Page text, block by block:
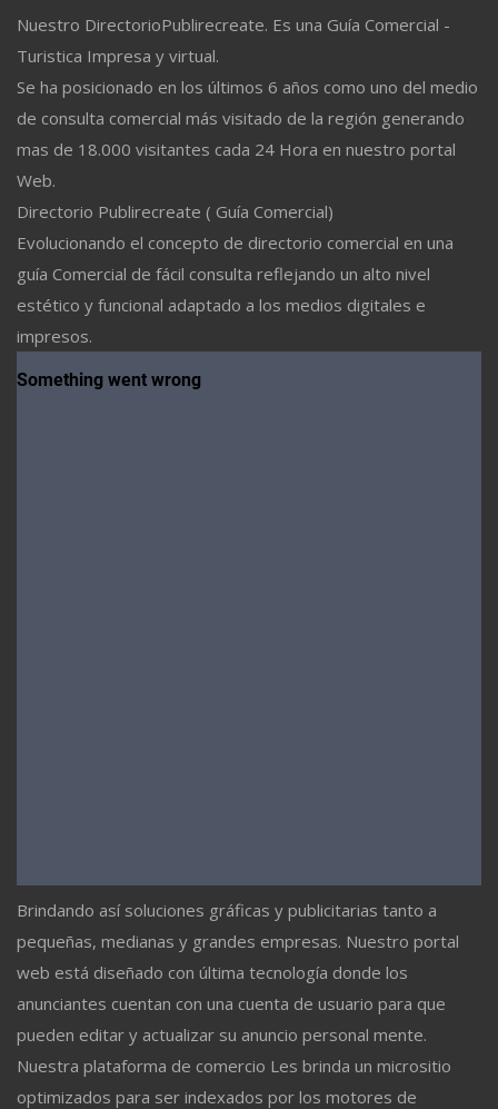
Nuestro DirectorioPublirecreate. Es una Guía Comercial -
Turistica Impresa y virtual.
Se ha posicionado en los últimos 6 años como uno del medio
de consulta comercial más visitado de la región generando
mas de 18.000 visitantes cada 24 Hora en nuestro portal
Web.
Directorio Publirecreate ( Guía Comercial)
Evolucionando el concepto de directorio comercial en una
guía Comercial de fácil consulta reflejando un alto nivel
estético y funcional adaptado a los medios digitales e
impresos.
Brindando así soluciones gráficas y publicitarias tanto a
pequeñas, medianas y grandes empresas. Nuestro portal
web está diseñado con última tecnología donde los
anunciantes cuentan con una cuenta de usuario para que
pueden editar y actualizar su anuncio personal mente.
Nuestra plataforma de comercio Les brinda un micrositio
optimizados para ser indexados por los motores de